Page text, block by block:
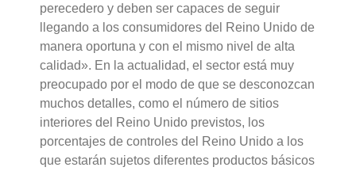
perecedero y deben ser capaces de seguir
llegando a los consumidores del Reino Unido de
manera oportuna y con el mismo nivel de alta
calidad». En la actualidad, el sector está muy
preocupado por el modo de que se desconozcan
muchos detalles, como el número de sitios
interiores del Reino Unido previstos, los
porcentajes de controles del Reino Unido a los
que estarán sujetos diferentes productos básicos